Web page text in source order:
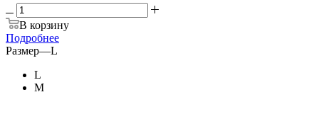
В корзину
Подробнее
Размер—L
L
M